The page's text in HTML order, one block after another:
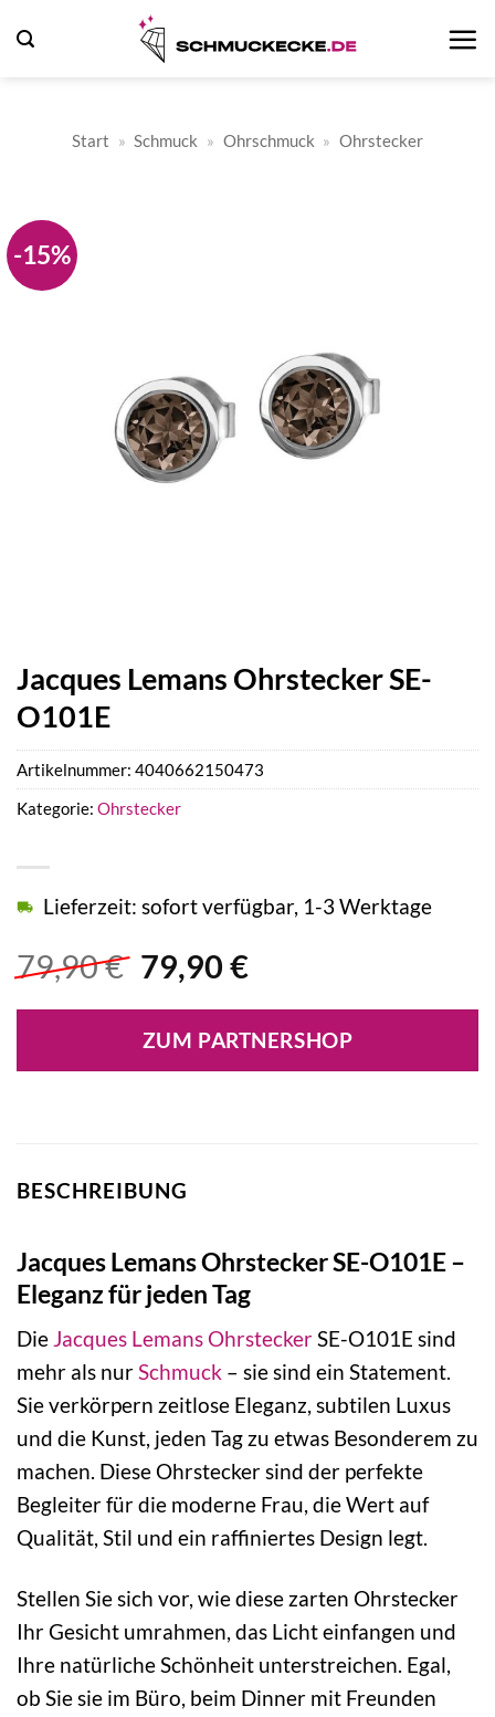
Inhalt
Start » Schmuck » Ohrschmuck » Ohrstecker
-15%
Jacques Lemans Ohrstecker SE-
O101E
79,90€ Ursprünglicher
war:
79,90 €
79,90 €Aktueller
ist:
79,90 €.
Lieferzeit: sofort verfügbar, 1-3 Werktage
ZUM PARTNERSHOP
Artikelnummer: 4040662150473
Kategorie: Ohrstecker
BESCHREIBUNG
Jacques Lemans Ohrstecker SE-O101E –
Eleganz für jeden Tag
Die Jacques Lemans OhrsteckerSE-O101E sind
mehr als nurSchmuck – sie sind ein Statement.
Sie verkörpern zeitlose Eleganz, subtilen Luxus
und die Kunst, jeden Tag zu etwas Besonderem zu
machen. Diese Ohrstecker sind der perfekte
Begleiter für die moderne Frau, die Wert auf
Qualität, Stil und ein raffiniertes Design legt.
Stellen Sie sich vor, wie diese zarten Ohrstecker
Ihr Gesicht umrahmen, das Licht einfangen und
Ihre natürliche Schönheit unterstreichen. Egal,
ob Sie sie im Büro, beim Dinner mit Freunden